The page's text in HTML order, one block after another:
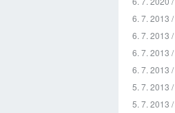
6. 7. 2013 /
6. 7. 2013 /
6. 7. 2013 /
6. 7. 2013 /
5. 7. 2013 /
5. 7. 2013 /